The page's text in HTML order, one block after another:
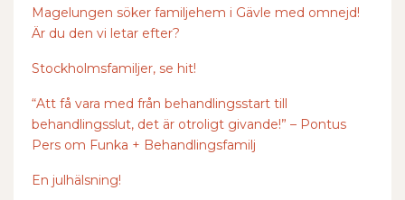
Magelungen söker familjehem i Gävle med omnejd!
Är du den vi letar efter?
Stockholmsfamiljer, se hit!
“Att få vara med från behandlingsstart till
behandlingsslut, det är otroligt givande!” – Pontus
Pers om Funka + Behandlingsfamilj
En julhälsning!